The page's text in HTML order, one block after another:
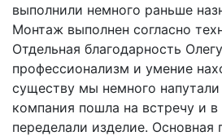
выполнили немного раньше
Монтаж выполнен согласно
Отдельная благодарность
профессионализм и умение
существу мы немного
компания пошла на встречу и
переделали изделие. Основная